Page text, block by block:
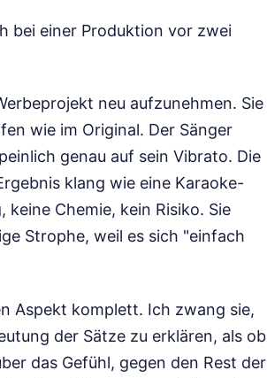
bei einer Produktion vor zwei
neu aufzunehmen. Sie
wie im Original. Der Sänger
genau auf sein Vibrato. Die
klang wie eine Karaoke-
Chemie, kein Risiko. Sie
Strophe, weil es sich "einfach
Aspekt komplett. Ich zwang sie,
der Sätze zu erklären, als ob
das Gefühl, gegen den Rest der